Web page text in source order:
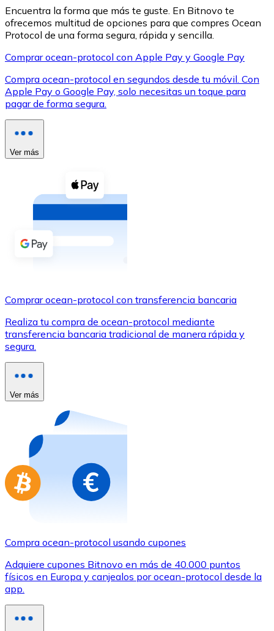
XRP
XRP
Ver todo
Compra criptomonedas con efectivo en tu tienda más
Comprar con efectivo
Transferencia SEPA
Utiliza tarjetas Visa y Mastercard para comprar
Comprar con tarjeta
Tienda - Tarjetas regalo
Nuevo
Compra tarjetas regalo de tus marcas favoritas con
Ir a la tienda de tarjetas regalo
Encuentra la forma que más te guste. En Bitnovo te
ofrecemos multitud de opciones para que compres Ocean
Protocol de una forma segura, rápida y sencilla.
Comprar ocean-protocol con Apple Pay y Google Pay
Compra ocean-protocol en segundos desde tu móvil. Con
Apple Pay o Google Pay, solo necesitas un toque para
pagar de forma segura.
Ver más
Comprar ocean-protocol con transferencia bancaria
Realiza tu compra de ocean-protocol mediante
transferencia bancaria tradicional de manera rápida y
segura.
Ver más
Compra ocean-protocol usando cupones
Adquiere cupones Bitnovo en más de 40.000 puntos
físicos en Europa y canjealos por ocean-protocol desde la
app.